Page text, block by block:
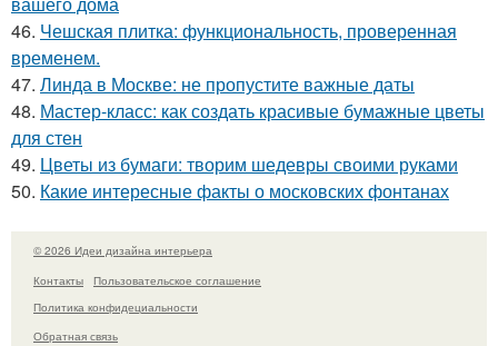
46. Чешская плитка: функциональность, проверенная
временем.
47. Линда в Москве: не пропустите важные даты
48. Мастер-класс: как создать красивые бумажные цветы
для стен
49. Цветы из бумаги: творим шедевры своими руками
50. Какие интересные факты о московских фонтанах
© 2026 Идеи дизайна интерьера
Контакты
Пользовательское соглашение
Политика конфидециальности
Обратная связь